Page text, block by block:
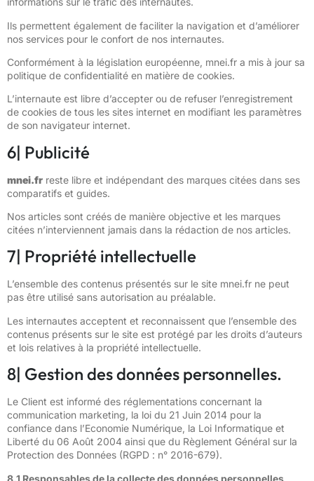
Ils permettent également de faciliter la navigation et d’améliorer
nos services pour le confort de nos internautes.
Conformément à la législation européenne, mnei.fr a mis à jour sa
politique de confidentialité en matière de cookies.
L’internaute est libre d’accepter ou de refuser l’enregistrement
de cookies de tous les sites internet en modifiant les paramètres
de son navigateur internet.
6| Publicité
mnei.fr reste libre et indépendant des marques citées dans ses
comparatifs et guides.
Nos articles sont créés de manière objective et les marques
citées n’interviennent jamais dans la rédaction de nos articles.
7| Propriété intellectuelle
L’ensemble des contenus présentés sur le site mnei.fr ne peut
pas être utilisé sans autorisation au préalable.
Les internautes acceptent et reconnaissent que l’ensemble des
contenus présents sur le site est protégé par les droits d’auteurs
et lois relatives à la propriété intellectuelle.
8| Gestion des données personnelles.
Le Client est informé des réglementations concernant la
communication marketing, la loi du 21 Juin 2014 pour la
confiance dans l’Economie Numérique, la Loi Informatique et
Liberté du 06 Août 2004 ainsi que du Règlement Général sur la
Protection des Données (RGPD : n° 2016-679).
8.1 Responsables de la collecte des données personnelles